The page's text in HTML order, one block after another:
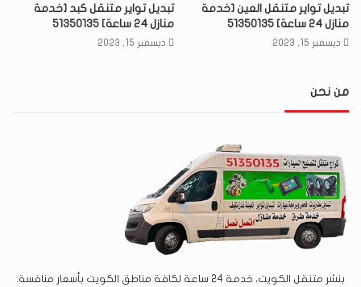
تبديل تواير متنقل العين [خدمة
منازل 24 ساعة] 51350135
ديسمبر 15, 2023
تبديل تواير متنقل كبد [خدمة
منازل 24 ساعة] 51350135
ديسمبر 15, 2023
من نحن
بنشر متنقل الكويت، خدمة 24 ساعة لكافة مناطق الكويت بأسعار منافسة: